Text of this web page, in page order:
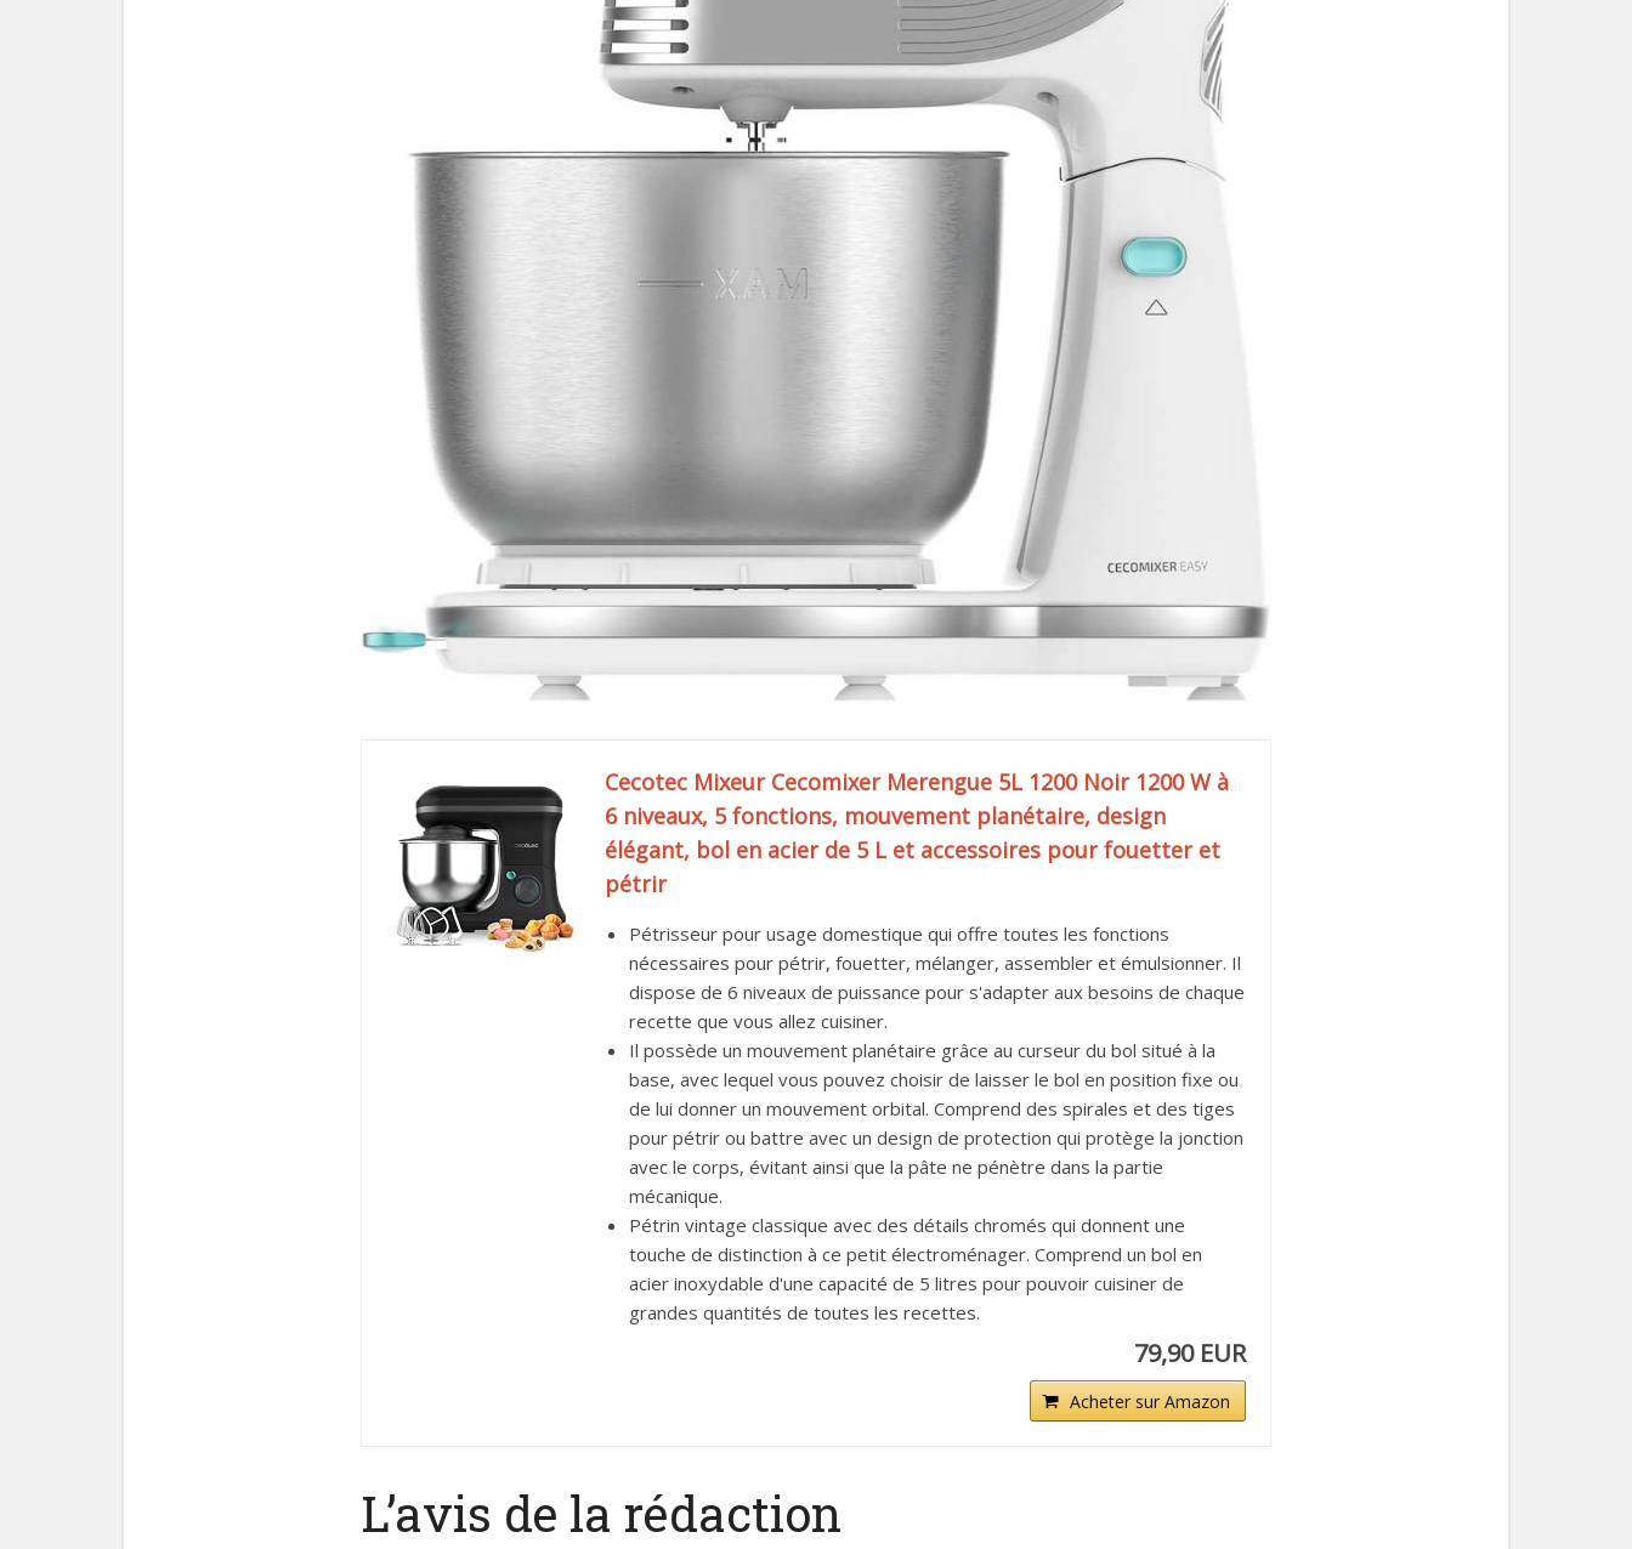
Cecotec Mixeur Cecomixer Merengue 5L 1200 Noir 1200 W à
6 niveaux, 5 fonctions, mouvement planétaire, design
élégant, bol en acier de 5 L et accessoires pour fouetter et
pétrir
Pétrisseur pour usage domestique qui offre toutes les fonctions
nécessaires pour pétrir, fouetter, mélanger, assembler et émulsionner. Il
dispose de 6 niveaux de puissance pour s'adapter aux besoins de chaque
recette que vous allez cuisiner.
Il possède un mouvement planétaire grâce au curseur du bol situé à la
base, avec lequel vous pouvez choisir de laisser le bol en position fixe ou
de lui donner un mouvement orbital. Comprend des spirales et des tiges
pour pétrir ou battre avec un design de protection qui protège la jonction
avec le corps, évitant ainsi que la pâte ne pénètre dans la partie
mécanique.
Pétrin vintage classique avec des détails chromés qui donnent une
touche de distinction à ce petit électroménager. Comprend un bol en
acier inoxydable d'une capacité de 5 litres pour pouvoir cuisiner de
grandes quantités de toutes les recettes.
79,90 EUR
Acheter sur Amazon
L’avis de la rédaction